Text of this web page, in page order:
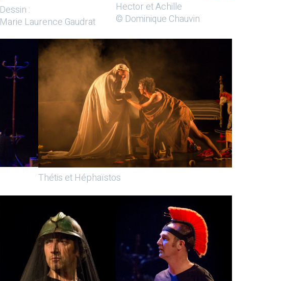
Dessin :
Marie Laurence Gaudrat
Hector et Achille
© Dominique Chauvin
Thétis et Héphaïstos